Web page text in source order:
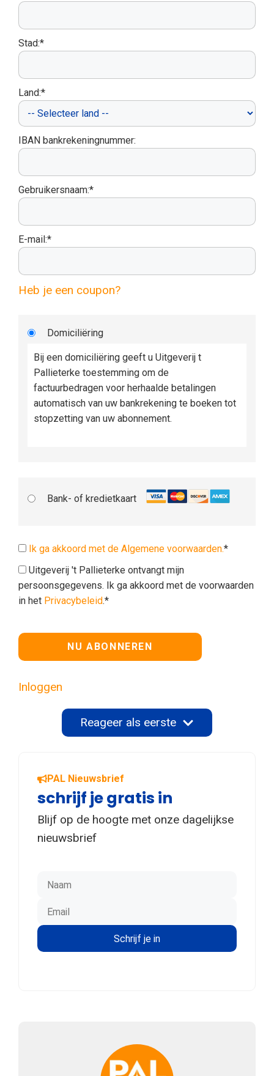
Stad:*
Land:*
IBAN bankrekeningnummer:
Gebruikersnaam:*
E-mail:*
Heb je een coupon?
Domiciliëring
Bij een domiciliëring geeft u Uitgeverij t
Pallieterke toestemming om de
factuurbedragen voor herhaalde betalingen
automatisch van uw bankrekening te boeken tot
stopzetting van uw abonnement.
Bank- of kredietkaart
Ik ga akkoord met de Algemene voorwaarden.*
Uitgeverij 't Pallieterke ontvangt mijn
persoonsgegevens. Ik ga akkoord met de voorwaarden
in het Privacybeleid.*
Geen waarde
Inloggen
Reageer als eerste
PAL Nieuwsbrief
schrijf je gratis in
Blijf op de hoogte met onze dagelijkse
nieuwsbrief